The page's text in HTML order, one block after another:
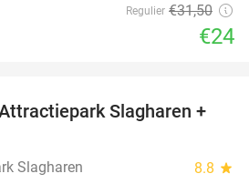
Regulier €31,50
€24
41%
Slagharen +
Slagharen 8.8 star